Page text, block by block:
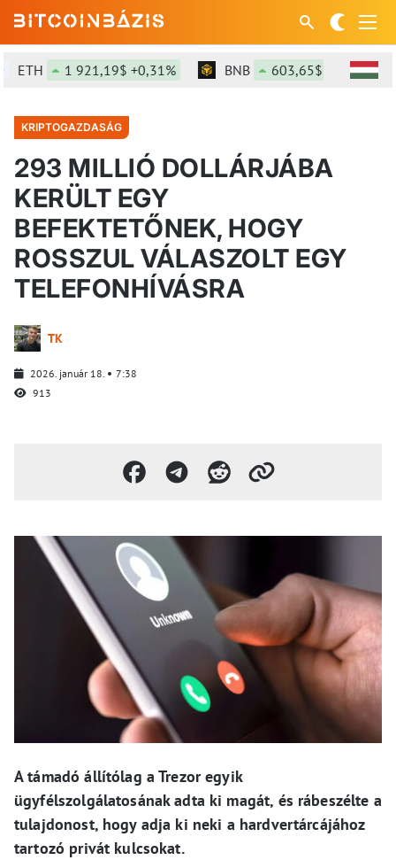
ETH 1 921,19$ +0,31% BNB 603,65$ +0,49%
KRIPTOGAZDASÁG
293 MILLIÓ DOLLÁRJÁBA
KERÜLT EGY
BEFEKTETŐNEK, HOGY
ROSSZUL VÁLASZOLT EGY
TELEFONHÍVÁSRA
TK
2026. január 18.
7:38
913
A támadó állítólag a Trezor egyik
ügyfélszolgálatosának adta ki magát, és rábeszélte a
tulajdonost, hogy adja ki neki a hardvertárcájához
tartozó privát kulcsokat.